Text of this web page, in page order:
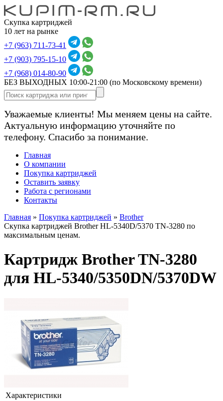
Скупка картриджей
10 лет на рынке
+7 (963) 711-73-41
+7 (903) 795-15-10
+7 (968) 014-80-90
БЕЗ ВЫХОДНЫХ 10:00-21:00 (по Московскому времени)
Уважаемые клиенты! Мы меняем цены на сайте.
Актуальную информацию уточняйте по
телефону. Спасибо за понимание.
Главная
О компании
Покупка картриджей
Оставить заявку
Работа с регионами
Контакты
Главная » Покупка картриджей » Brother
Скупка картриджей Brother HL-5340D/5370 TN-3280 по
максимальным ценам.
Картридж Brother TN-3280
для HL-5340/5350DN/5370DW
Характеристики